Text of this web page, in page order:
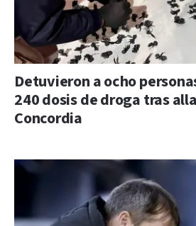
Detuvieron a ocho
240 dosis de droga tras
Concordia